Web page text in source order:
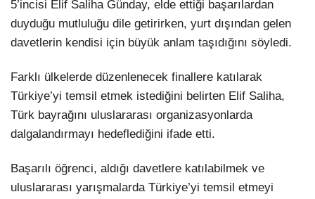
5’incisi Elif Saliha Günday, elde ettiği başarılardan
duyduğu mutluluğu dile getirirken, yurt dışından gelen
davetlerin kendisi için büyük anlam taşıdığını söyledi.
Farklı ülkelerde düzenlenecek finallere katılarak
Türkiye’yi temsil etmek istediğini belirten Elif Saliha,
Türk bayrağını uluslararası organizasyonlarda
dalgalandırmayı hedeflediğini ifade etti.
Başarılı öğrenci, aldığı davetlere katılabilmek ve
uluslararası yarışmalarda Türkiye’yi temsil etmeyi